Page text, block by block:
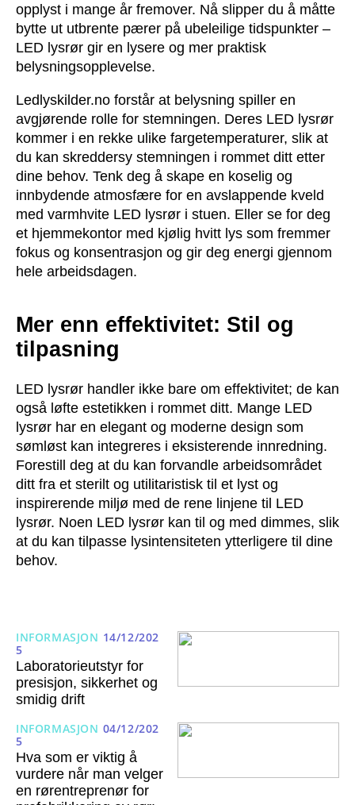
opplyst i mange år fremover. Nå slipper du å måtte
bytte ut utbrente pærer på ubeleilige tidspunkter –
LED lysrør gir en lysere og mer praktisk
belysningsopplevelse.
Ledlyskilder.no forstår at belysning spiller en
avgjørende rolle for stemningen. Deres LED lysrør
kommer i en rekke ulike fargetemperaturer, slik at
du kan skreddersy stemningen i rommet ditt etter
dine behov. Tenk deg å skape en koselig og
innbydende atmosfære for en avslappende kveld
med varmhvite LED lysrør i stuen. Eller se for deg
et hjemmekontor med kjølig hvitt lys som fremmer
fokus og konsentrasjon og gir deg energi gjennom
hele arbeidsdagen.
Mer enn effektivitet: Stil og
tilpasning
LED lysrør handler ikke bare om effektivitet; de kan
også løfte estetikken i rommet ditt. Mange LED
lysrør har en elegant og moderne design som
sømløst kan integreres i eksisterende innredning.
Forestill deg at du kan forvandle arbeidsområdet
ditt fra et sterilt og utilitaristisk til et lyst og
inspirerende miljø med de rene linjene til LED
lysrør. Noen LED lysrør kan til og med dimmes, slik
at du kan tilpasse lysintensiteten ytterligere til dine
behov.
INFORMASJON 14/12/202
5
Laboratorieutstyr for
presisjon, sikkerhet og
smidig drift
INFORMASJON 04/12/202
5
Hva som er viktig å
vurdere når man velger
en rørentreprenør for